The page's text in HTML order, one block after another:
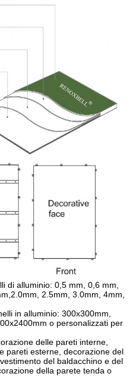
di alluminio: 0,5 mm, 0,6 mm,
2.5mm, 3.0mm, 4mm,
in alluminio: 300x300mm,
o personalizzati per
delle pareti interne,
pareti esterne, decorazione del
del baldacchino e del
della parete tenda o